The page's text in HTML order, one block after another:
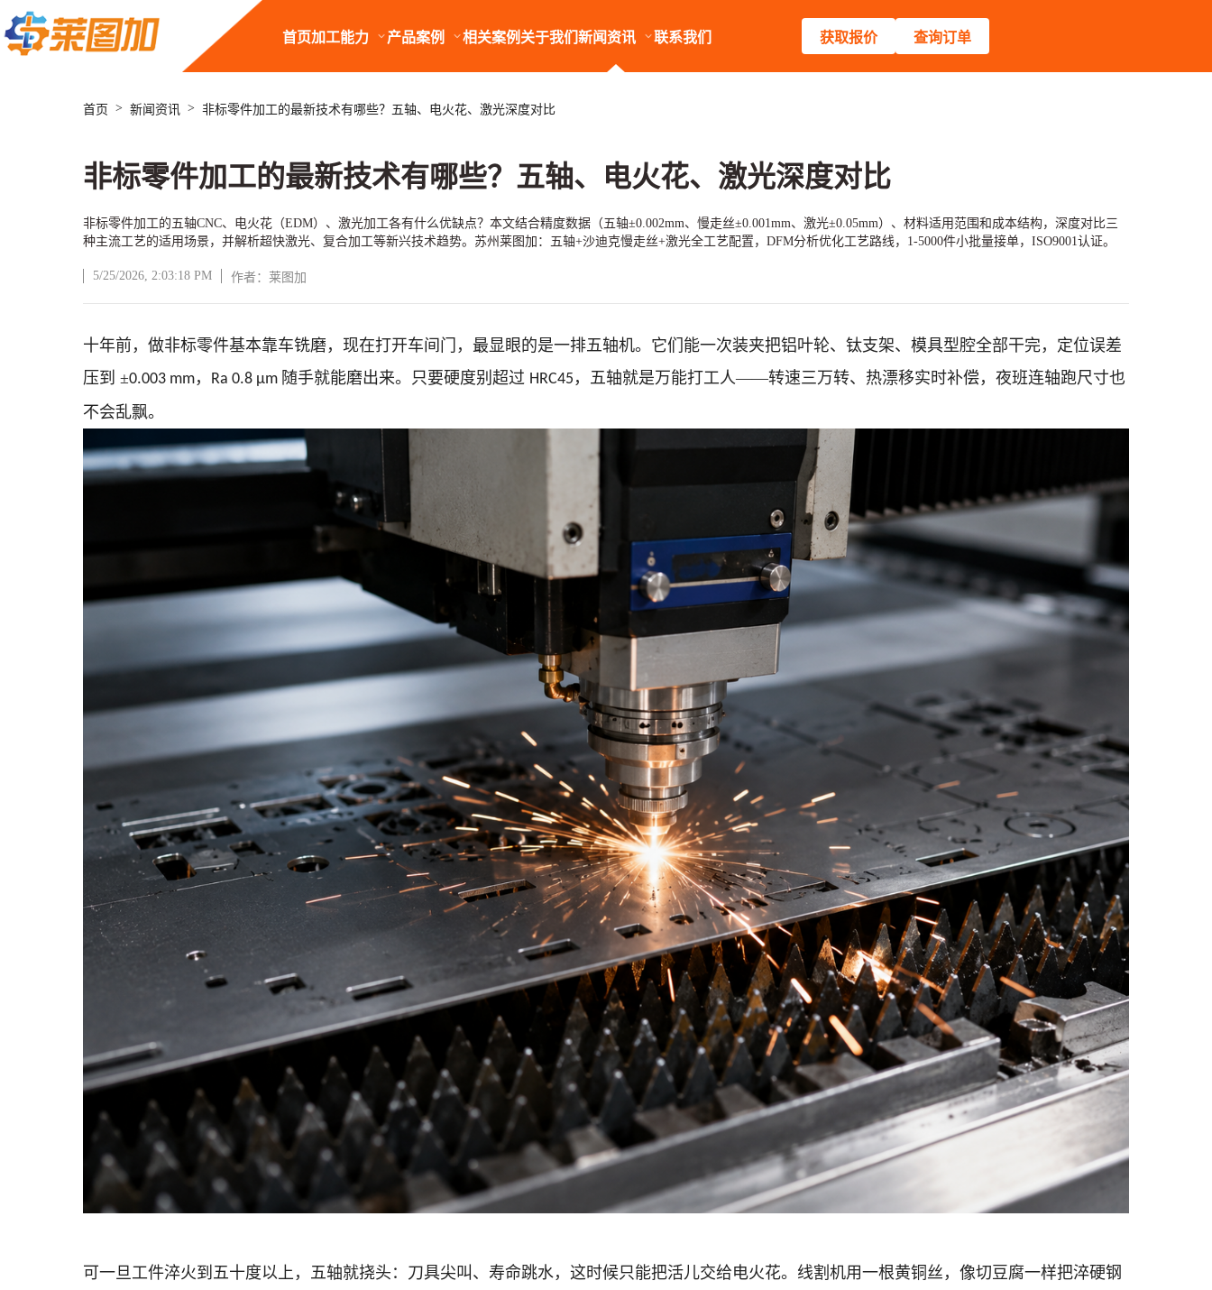
首页加工能力 产品案例 相关案例 关于我们新闻资讯 联系我们 获取报价 查询订单
首页 > 新闻资讯 > 非标零件加工的最新技术有哪些？五轴、电火花、激光深度对比
非标零件加工的最新技术有哪些？五轴、电火花、激光深度对比
非标零件加工的五轴CNC、电火花（EDM）、激光加工各有什么优缺点？本文结合精度数据（五轴±0.002mm、慢走丝±0.001mm、激光±0.05mm）、材料适用范围和成本结构，深度对比三
种主流工艺的适用场景，并解析超快激光、复合加工等新兴技术趋势。苏州莱图加：五轴+沙迪克慢走丝+激光全工艺配置，DFM分析优化工艺路线，1-5000件小批量接单，ISO9001认证。
5/25/2026, 2:03:18 PM 作者：莱图加
文章正文
十年前，做非标零件基本靠车铣磨，现在打开车间门，最显眼的是一排五轴机。它们能一次装夹把铝叶轮、钛支架、模具型腔全部干完，定位误差
压到 ±0.003 mm， Ra 0.8 µm 随手就能磨出来。只要硬度别超过 HRC45 ，五轴就是万能打工人——转速三万转、热漂移实时补偿，夜班连轴跑尺寸也
不会乱飘。
可一旦工件淬火到五十度以上，五轴就挠头：刀具尖叫、寿命跳水，这时候只能把活儿交给电火花。线割机用一根黄铜丝，像切豆腐一样把淬硬钢